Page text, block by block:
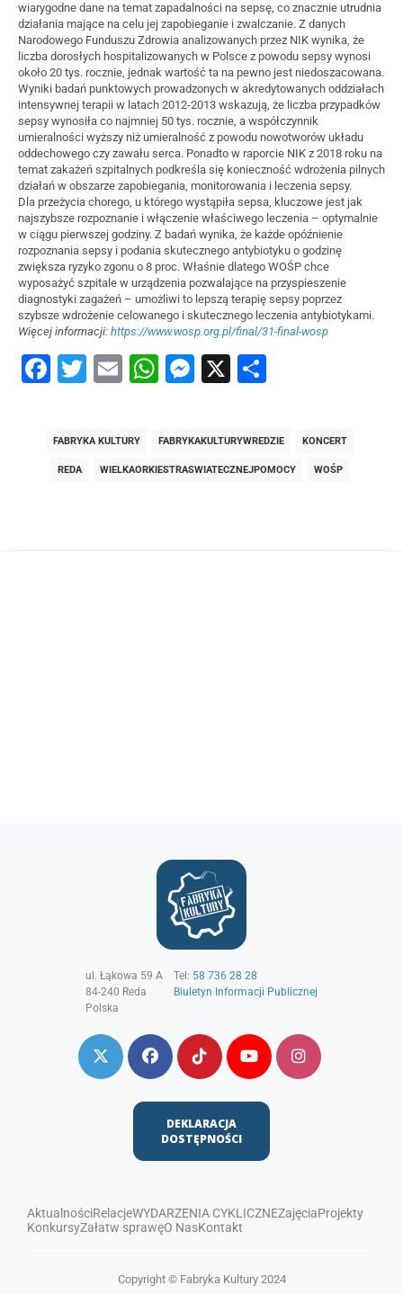
wiarygodne dane na temat zapadalności na sepsę, co znacznie utrudnia
działania mające na celu jej zapobieganie i zwalczanie. Z danych
Narodowego Funduszu Zdrowia analizowanych przez NIK wynika, że
liczba dorosłych hospitalizowanych w Polsce z powodu sepsy wynosi
około 20 tys. rocznie, jednak wartość ta na pewno jest niedoszacowana.
Wyniki badań punktowych prowadzonych w akredytowanych oddziałach
intensywnej terapii w latach 2012-2013 wskazują, że liczba przypadków
sepsy wynosiła co najmniej 50 tys. rocznie, a współczynnik
umieralności wyższy niż umieralność z powodu nowotworów układu
oddechowego czy zawału serca. Ponadto w raporcie NIK z 2018 roku na
temat zakażeń szpitalnych podkreśla się konieczność wdrożenia pilnych
działań w obszarze zapobiegania, monitorowania i leczenia sepsy.
Dla przeżycia chorego, u którego wystąpiła sepsa, kluczowe jest jak
najszybsze rozpoznanie i włączenie właściwego leczenia – optymalnie
w ciągu pierwszej godziny. Z badań wynika, że każde opóźnienie
rozpoznania sepsy i podania skutecznego antybiotyku o godzinę
zwiększa ryzyko zgonu o 8 proc. Właśnie dlatego WOŚP chce
wyposażyć szpitale w urządzenia pozwalające na przyspieszenie
diagnostyki zagażeń – umożliwi to lepszą terapię sepsy poprzez
szybsze wdrożenie celowanego i skutecznego leczenia antybiotykami.
Więcej informacji: https://www.wosp.org.pl/final/31-final-wosp
Facebook
Twitter
EmailWhatsApp
Messenger
X
FABRYKA KULTURY FABRYKAKULTURYWREDZIE KONCERT
REDA WIELKAORKIESTRASWIATECZNEJPOMOCY WOŚP
ul. Łąkowa 59 A
84-240 Reda
Polska
Tel: 58 736 28 28
Biuletyn Informacji Publicznej
DEKLARACJA
DOSTĘPNOŚCI
AktualnościRelacjeWYDARZENIA CYKLICZNEZajęciaProjekty
KonkursyZałatw sprawęO NasKontakt
Copyright © Fabryka Kultury 2024